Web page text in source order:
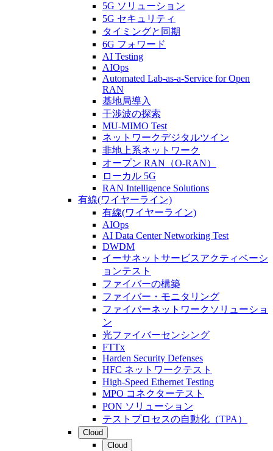
5G ソリューション
5G セキュリティ
タイミングと同期
6G フォワード
AI Testing
AIOps
Automated Lab-as-a-Service for Open
RAN
基地局導入
干渉波の探索
MU-MIMO Test
ネットワークデジタルツイン
非地上系ネットワーク
オープン RAN（O-RAN）
ローカル 5G
RAN Intelligence Solutions
有線(ワイヤーライン)
有線(ワイヤーライン)
AIOps
AI Data Center Networking Test
DWDM
イーサネットサービスアクティベーシ
ョンテスト
ファイバーの構築
ファイバー・モニタリング
ファイバーネットワークソリューショ
ン
光ファイバーセンシング
FTTx
Harden Security Defenses
HFC ネットワークテスト
High-Speed Ethernet Testing
MPO コネクターテスト
PON ソリューション
テストプロセスの自動化（TPA）
Cloud
Cloud